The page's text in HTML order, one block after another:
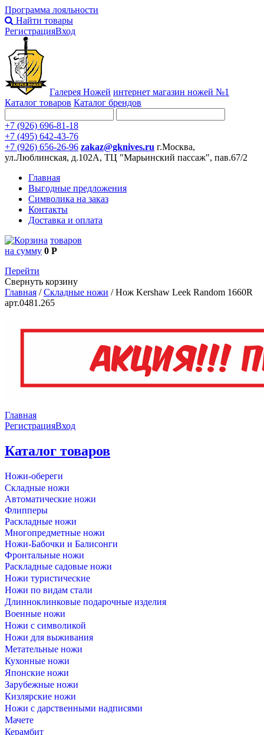
Программа лояльности
Найти товары
РегистрацияВход
Галерея Ножей интернет магазин ножей №1
Каталог товаров Каталог брендов
+7 (926) 696-81-18
+7 (495) 642-43-76
+7 (926) 656-26-96 zakaz@gknives.ru г.Москва,
ул.Люблинская, д.102А, ТЦ "Марьинский пассаж", пав.67/2
Главная
Выгодные предложения
Символика на заказ
Контакты
Доставка и оплата
товаров
на сумму 0 Р
Перейти
Свернуть корзину
Главная /Складные ножи /Нож Kershaw Leek Random 1660R
арт.0481.265
Главная
РегистрацияВход
Каталог товаров
Ножи-обереги
Складные ножи
Автоматические ножи
Флипперы
Раскладные ножи
Многопредметные ножи
Ножи-Бабочки и Балисонги
Фронтальные ножи
Раскладные садовые ножи
Ножи туристические
Ножи по видам стали
Длинноклинковые подарочные изделия
Военные ножи
Ножи с символикой
Ножи для выживания
Метательные ножи
Кухонные ножи
Японские ножи
Зарубежные ножи
Кизлярские ножи
Ножи с дарственными надписями
Мачете
Керамбит